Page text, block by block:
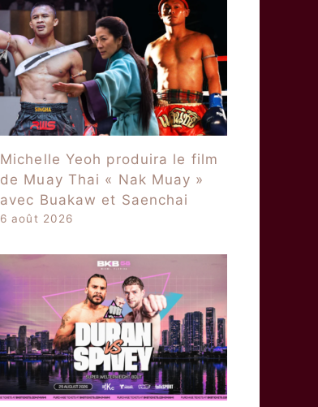
Michelle Yeoh produira le film
de Muay Thai « Nak Muay »
avec Buakaw et Saenchai
6 août 2026